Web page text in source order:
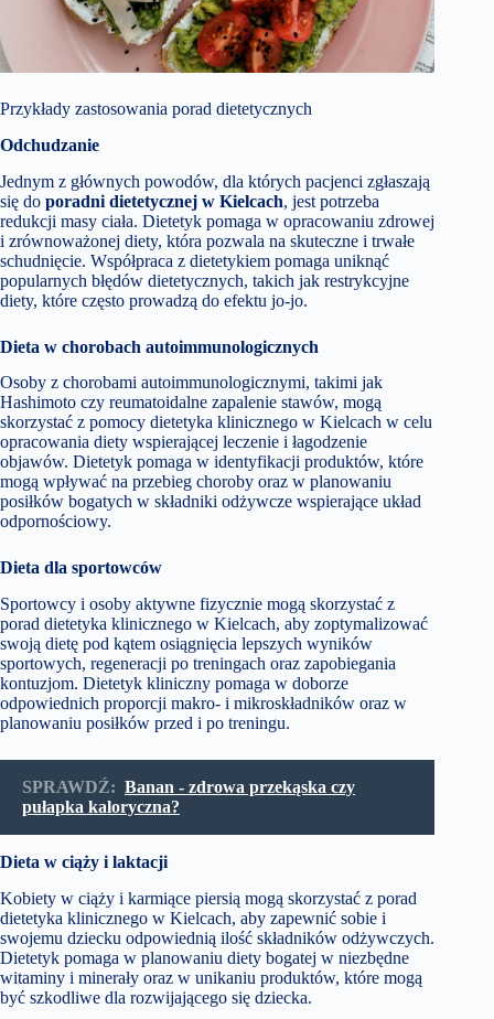
Przykłady zastosowania porad dietetycznych
Odchudzanie
Jednym z głównych powodów, dla których pacjenci zgłaszają
się do poradni dietetycznej w Kielcach, jest potrzeba
redukcji masy ciała. Dietetyk pomaga w opracowaniu zdrowej
i zrównoważonej diety, która pozwala na skuteczne i trwałe
schudnięcie. Współpraca z dietetykiem pomaga uniknąć
popularnych błędów dietetycznych, takich jak restrykcyjne
diety, które często prowadzą do efektu jo-jo.
Dieta w chorobach autoimmunologicznych
Osoby z chorobami autoimmunologicznymi, takimi jak
Hashimoto czy reumatoidalne zapalenie stawów, mogą
skorzystać z pomocy dietetyka klinicznego w Kielcach w celu
opracowania diety wspierającej leczenie i łagodzenie
objawów. Dietetyk pomaga w identyfikacji produktów, które
mogą wpływać na przebieg choroby oraz w planowaniu
posiłków bogatych w składniki odżywcze wspierające układ
odpornościowy.
Dieta dla sportowców
Sportowcy i osoby aktywne fizycznie mogą skorzystać z
porad dietetyka klinicznego w Kielcach, aby zoptymalizować
swoją dietę pod kątem osiągnięcia lepszych wyników
sportowych, regeneracji po treningach oraz zapobiegania
kontuzjom. Dietetyk kliniczny pomaga w doborze
odpowiednich proporcji makro- i mikroskładników oraz w
planowaniu posiłków przed i po treningu.
SPRAWDŹ: Banan - zdrowa przekąska czy
pułapka kaloryczna?
Dieta w ciąży i laktacji
Kobiety w ciąży i karmiące piersią mogą skorzystać z porad
dietetyka klinicznego w Kielcach, aby zapewnić sobie i
swojemu dziecku odpowiednią ilość składników odżywczych.
Dietetyk pomaga w planowaniu diety bogatej w niezbędne
witaminy i minerały oraz w unikaniu produktów, które mogą
być szkodliwe dla rozwijającego się dziecka.